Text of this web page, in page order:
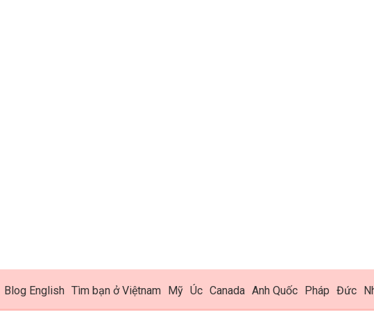
Blog English Tìm bạn ở Việtnam Mỹ Úc Canada Anh Quốc Pháp Đức